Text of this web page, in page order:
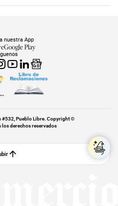
nuestra App
Google Play
#532, Pueblo Libre. Copyright ©
derechos reservados